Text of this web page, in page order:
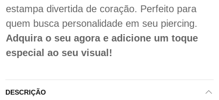
estampa divertida de coração. Perfeito para
quem busca personalidade em seu piercing.
Adquira o seu agora e adicione um toque
especial ao seu visual!
DESCRIÇÃO